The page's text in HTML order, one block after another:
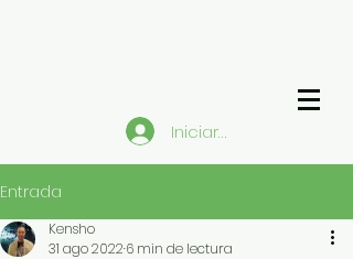
Iniciar sesión
Entrada
Kensho
31 ago 2022 6 min de lectura